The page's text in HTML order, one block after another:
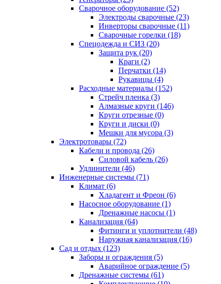
Сварочное оборудование (52)
Электроды сварочные (23)
Инверторы сварочные (11)
Сварочные горелки (18)
Спецодежда и СИЗ (20)
Защита рук (20)
Краги (2)
Перчатки (14)
Рукавицы (4)
Расходные материалы (152)
Стрейч пленка (3)
Алмазные круги (146)
Круги отрезные (0)
Круги и диски (0)
Мешки для мусора (3)
Электротовары (72)
Кабели и провода (26)
Силовой кабель (26)
Удлинители (46)
Инженерные системы (71)
Климат (6)
Хладагент и Фреон (6)
Насосное оборудование (1)
Дренажные насосы (1)
Канализация (64)
Фитинги и уплотнители (48)
Наружная канализация (16)
Сад и отдых (123)
Заборы и ограждения (5)
Аварийное ограждение (5)
Дренажные системы (61)